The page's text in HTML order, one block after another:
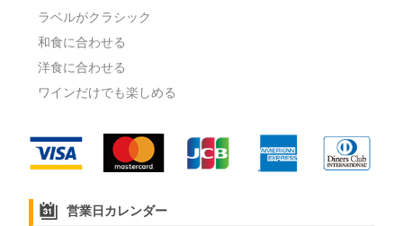
ラベルがクラシック
和食に合わせる
洋食に合わせる
ワインだけでも楽しめる
営業日カレンダー